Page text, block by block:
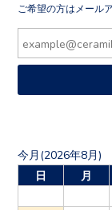
ご希望の方はメール
今月(2026年8月)
日
月